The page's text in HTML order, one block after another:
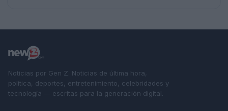
Noticias por Gen Z. Noticias de última hora,
política, deportes, entretenimiento, celebridades y
tecnología — escritas para la generación digital.